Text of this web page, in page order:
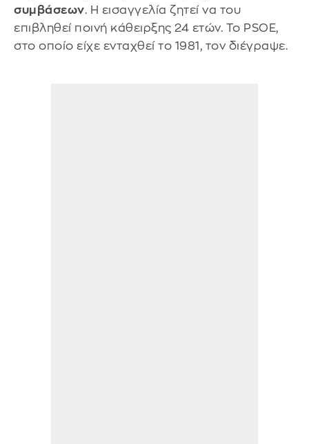
συμβάσεων. Η εισαγγελία ζητεί να του
επιβληθεί ποινή κάθειρξης 24 ετών. Το PSOE,
στο οποίο είχε ενταχθεί το 1981, τον διέγραψε.